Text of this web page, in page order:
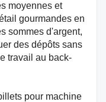
moyennes et
gourmandes en
sommes d'argent,
des dépôts sans
travail au back-
pour machine